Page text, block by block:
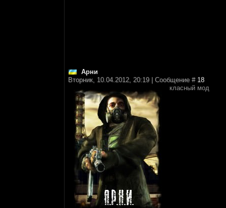
Арни
Вторник, 10.04.2012, 20:19 | Сообщение # 18
класный мод